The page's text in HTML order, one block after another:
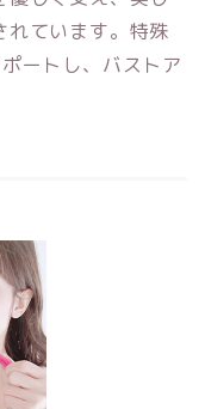
れています。特殊
ートし、バストア